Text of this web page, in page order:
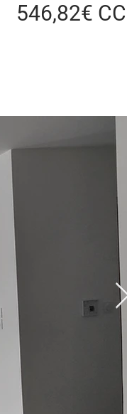
546,82€ CC